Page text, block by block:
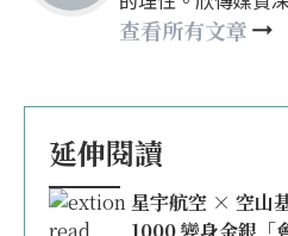
查看所有文章
延伸閱讀
星宇航空 × 空山
1000 變身金銀「